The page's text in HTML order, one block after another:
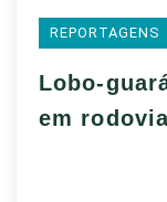
REPORTAGENS
Lobo-
em